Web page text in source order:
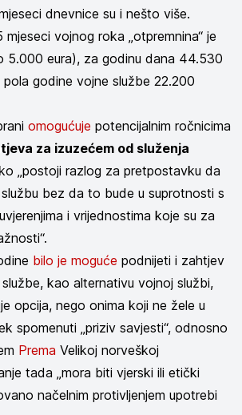
dnevnice su i nešto više.
vojnog roka „otpremnina“ je
5.000 eura), za godinu dana 44.530
godine vojne službe 22.200
omogućuje potencijalnim ročnicima
za izuzećem od služenja
„postoji razlog za pretpostavku da
bez da to bude u suprotnosti s
i vrijednostima koje su za
bilo je moguće podnijeti i zahtjev
kao alternativu vojnoj službi,
opcija, nego onima koji ne žele u
spomenuti „priziv savjesti“, odnosno
Prema Velikoj norveškoj
tada „mora biti vjerski ili etički
načelnim protivljenjem upotrebi